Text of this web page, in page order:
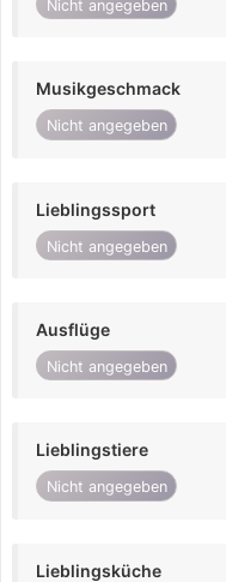
Nicht angegeben
Musikgeschmack
Nicht angegeben
Lieblingssport
Nicht angegeben
Ausflüge
Nicht angegeben
Lieblingstiere
Nicht angegeben
Lieblingsküche